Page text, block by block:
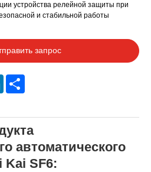
устройства релейной защиты при
и стабильной работы
запрос
LinkedIn
автоматического
SF6: